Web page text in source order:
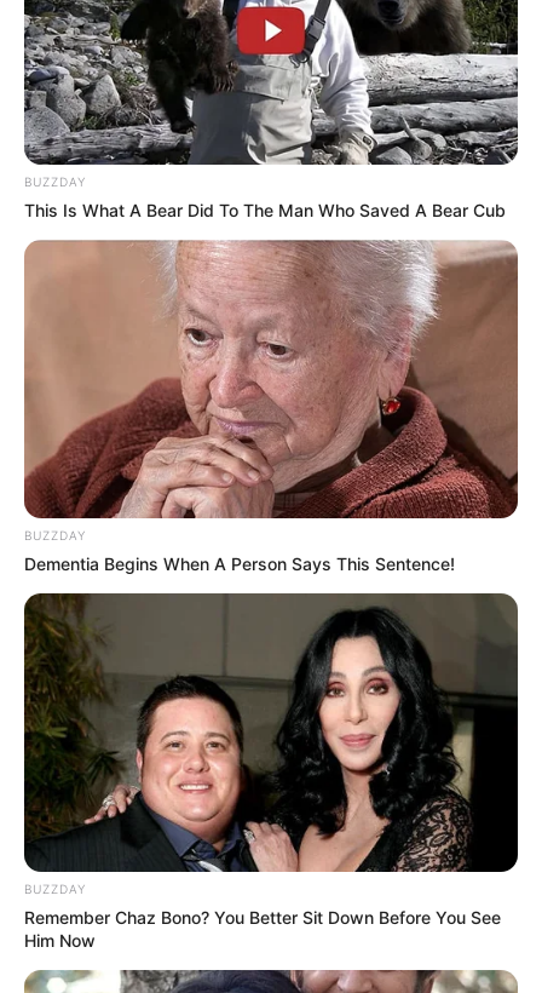
BUZZDAY
This Is What A Bear Did To The Man Who Saved A Bear Cub
BUZZDAY
Dementia Begins When A Person Says This Sentence!
BUZZDAY
Remember Chaz Bono? You Better Sit Down Before You See
Him Now